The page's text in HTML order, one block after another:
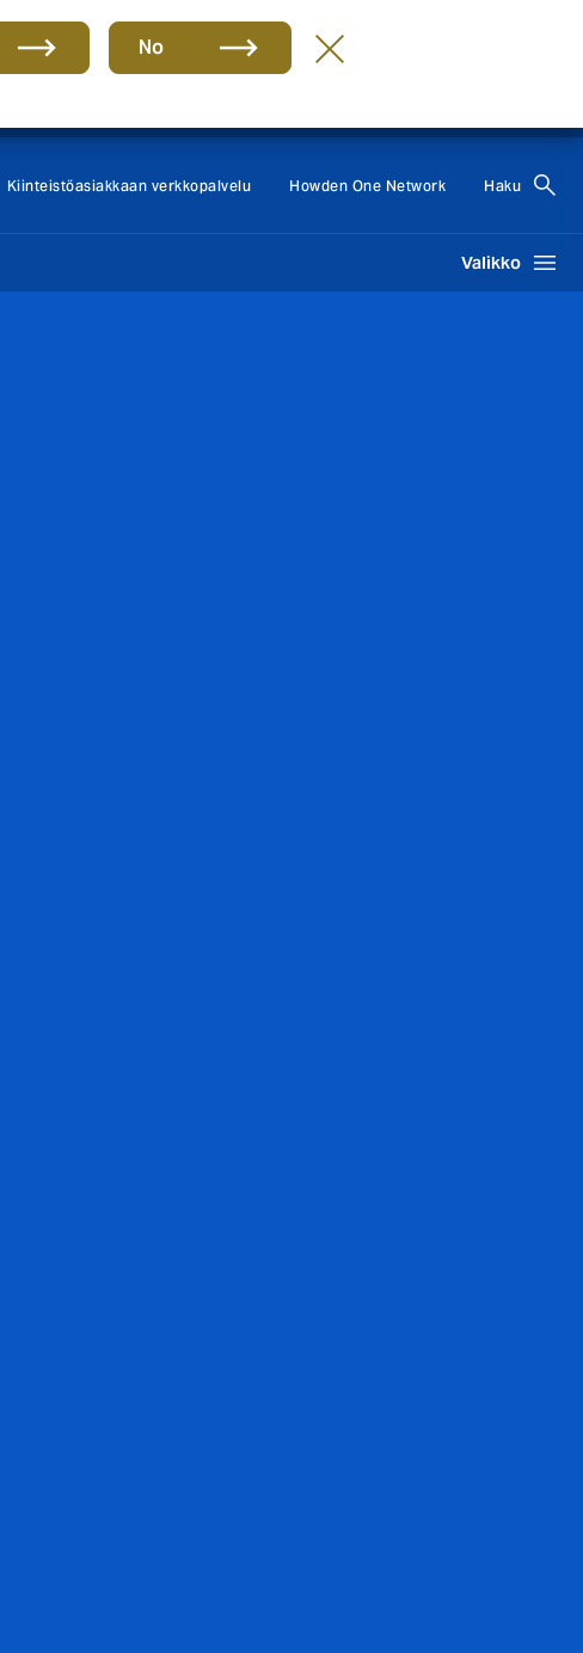
No
Kiinteistöasiakkaan verkkopalvelu Howden One Network Haku
Valikko